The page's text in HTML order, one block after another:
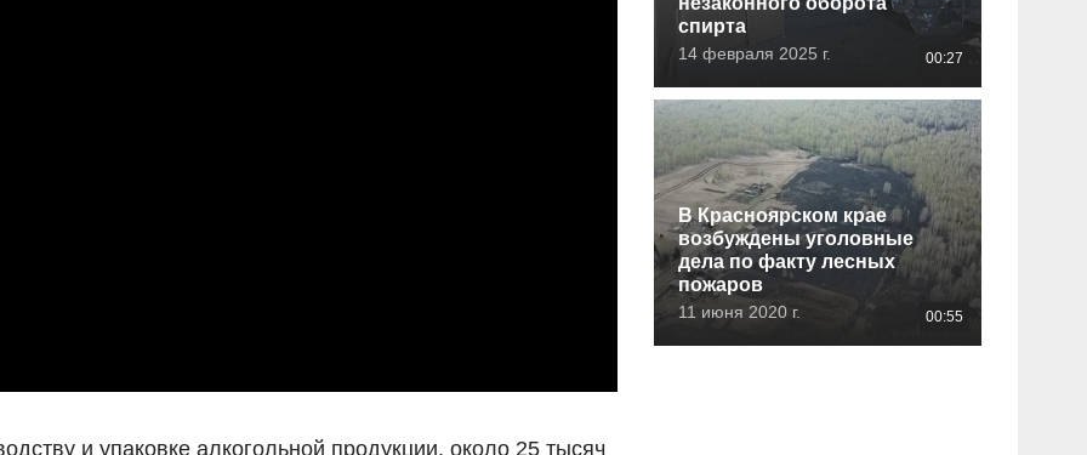
и упаковке алкогольной продукции, около 25 тысяч
спирта
14 февраля 2025 г. 00:27
В Красноярском крае
возбуждены уголовные
дела по факту лесных
пожаров
11 июня 2020 г. 00:55